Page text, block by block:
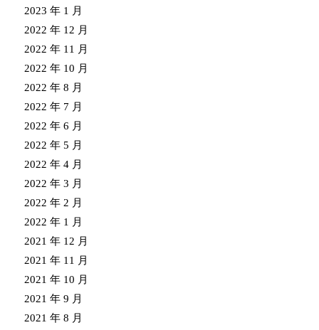
2023 年 1 月
2022 年 12 月
2022 年 11 月
2022 年 10 月
2022 年 8 月
2022 年 7 月
2022 年 6 月
2022 年 5 月
2022 年 4 月
2022 年 3 月
2022 年 2 月
2022 年 1 月
2021 年 12 月
2021 年 11 月
2021 年 10 月
2021 年 9 月
2021 年 8 月